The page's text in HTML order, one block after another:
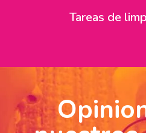
Tareas de